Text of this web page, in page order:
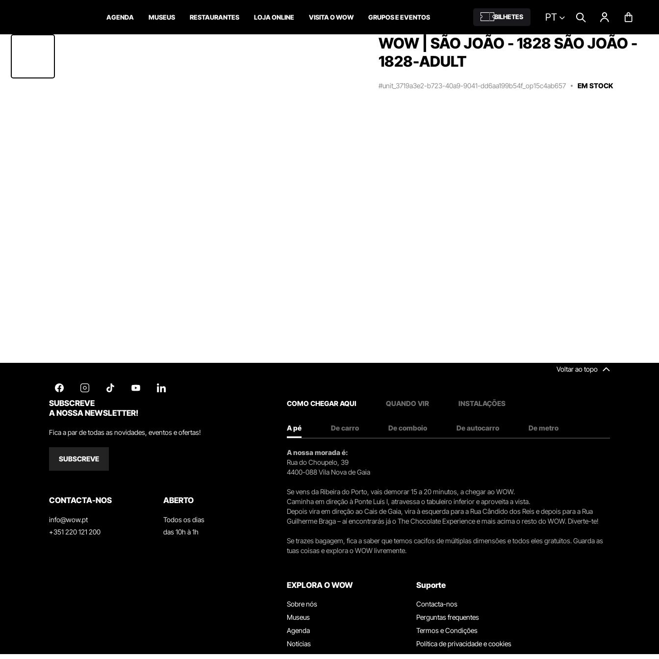
AGENDA MUSEUS RESTAURANTES LOJA ONLINE VISITA O WOW GRUPOS E EVENTOS BILHETES PT
WOW | SÃO JOÃO - 1828 SÃO JOÃO -
1828-ADULT
#unit_3719a3e2-b723-40a9-9041-dd6aa199b54f_op15c4ab657 EM STOCK
Voltar ao topo
SUBSCREVE
A NOSSA NEWSLETTER!
Fica a par de todas as novidades, eventos e ofertas!
SUBSCREVE
CONTACTA-NOS
info@wow.pt
+351 220 121 200
ABERTO
Todos os dias
das 10h à 1h
COMO CHEGAR AQUI QUANDO VIR INSTALAÇÕES
A pé De carro De comboio De autocarro De metro
A nossa morada é:
Rua do Choupelo, 39
4400-088 Vila Nova de Gaia
Se vens da Ribeira do Porto, vais demorar 15 a 20 minutos, a chegar ao WOW.
Caminha em direção à Ponte Luís I, atravessa o tabuleiro inferior e aproveita a vista.
Depois vira em direção ao Cais de Gaia, vira à esquerda para a Rua Cândido dos Reis e depois para a Rua
Guilherme Braga – aí encontrarás já o The Chocolate Experience e mais acima o resto do WOW. Diverte-te!
Se trazes bagagem, fica a saber que temos cacifos de múltiplas dimensões e todos eles gratuitos. Guarda as
tuas coisas e explora o WOW livremente.
EXPLORA O WOW
Sobre nós
Museus
Agenda
Notícias
Restaurantes
Suporte
Contacta-nos
Perguntas frequentes
Termos e Condições
Política de privacidade e cookies
Trabalha connosco